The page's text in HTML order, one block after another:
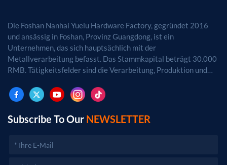
Die Foshan Nanhai Yuelu Hardware Factory, gegründet 2016
und ansässig in Foshan, Provinz Guangdong, ist ein
Unternehmen, das sich hauptsächlich mit der
Metallverarbeitung befasst. Das Stammkapital beträgt 30.000
RMB. Tätigkeitsfelder sind die Verarbeitung, Produktion und
genehmigungspflichtigen Projekten dürfen die
Geschäftstätigkeiten erst nach Genehmigung durch die
zuständigen Behörden aufgenommen werden.)
Subscribe To Our NEWSLETTER